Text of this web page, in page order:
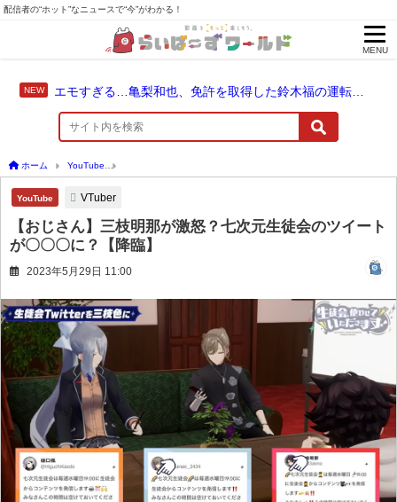
配信者の“ホット”なニュースで“今”がわかる！
MENU
エモすぎる…亀梨和也、免許を取得した鈴木福の運転でドライブ！
ホーム YouTube
YouTube VTuber
【おじさん】三枝明那が激怒？七次元生徒会のツイート
が〇〇〇に？【降臨】
2023年5月29日 11:00